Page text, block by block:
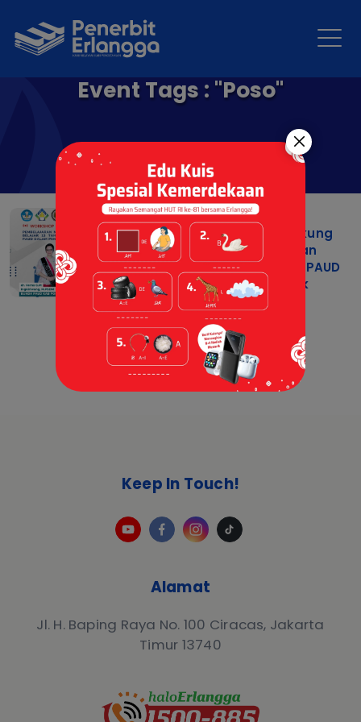
Event Tags : "Poso"
Workshop Pembelajaran
Mendalam untuk Mendukung
Wajib Belajar 13 Tahun dan
Penguatan Peran Bunda PAUD
dalam Pencegahan Anak
Tidak Sekolah (ATS)
02 Jun 2026 |Berita
Alamat
Jl. H. Baping Raya No. 100 Ciracas, Jakarta
Timur 13740
Keep In Touch!